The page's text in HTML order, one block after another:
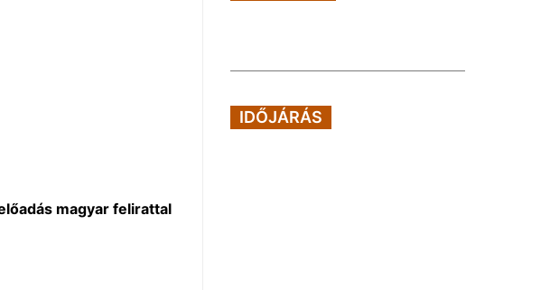
magyar felirattal
IDŐJÁRÁS